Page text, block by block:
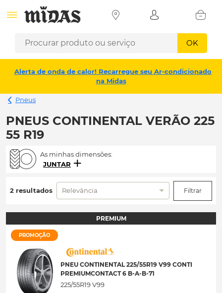
OK
Alerta de onda de calor! Recarregue seu Ar-condicionado
na Midas
Pneus
PNEUS CONTINENTAL VERÃO 225
55 R19
As minhas dimensões:
JUNTAR
2 resultados Relevância Filtrar
PREMIUM
PROMOÇÃO
PNEU CONTINENTAL 225/55R19 V99 CONTI
PREMIUMCONTACT 6 B-A-B-71
225/55R19 V99